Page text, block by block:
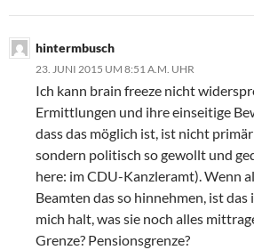
hintermbusch
23. JUNI 2015 UM 8:51 A.M. UHR
Ich kann brain freeze nicht
Ermittlungen und ihre einseitige
dass das möglich ist, ist nicht
sondern politisch so gewollt und
here: im CDU-Kanzleramt). Wenn
Beamten das so hinnehmen, ist
mich halt, was sie noch alles
Grenze? Pensionsgrenze?